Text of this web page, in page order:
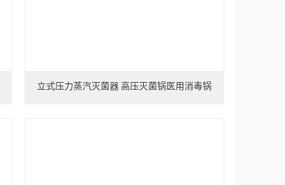
立式压力蒸汽灭菌器 高压灭菌锅医用消毒锅